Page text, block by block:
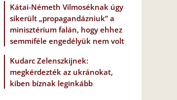
Kátai-Németh Vilmoséknak úgy
sikerült „propagandázniuk” a
minisztérium falán, hogy ehhez
semmiféle engedélyük nem volt
Kudarc Zelenszkijnek:
megkérdezték az ukránokat,
kiben bíznak leginkább